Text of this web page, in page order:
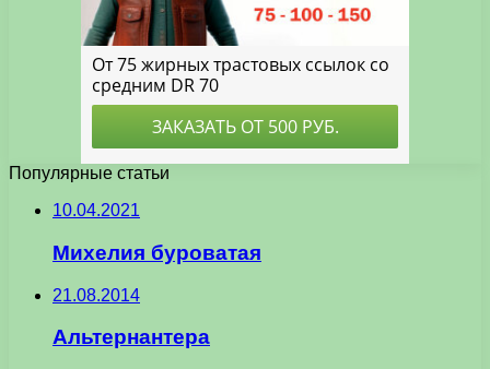
Популярные статьи
10.04.2021
Михелия буроватая
21.08.2014
Альтернантера